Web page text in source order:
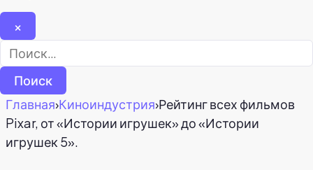
×
Найти:
Главная›Киноиндустрия›Рейтинг всех фильмов
Pixar, от «Истории игрушек» до «Истории
игрушек 5».